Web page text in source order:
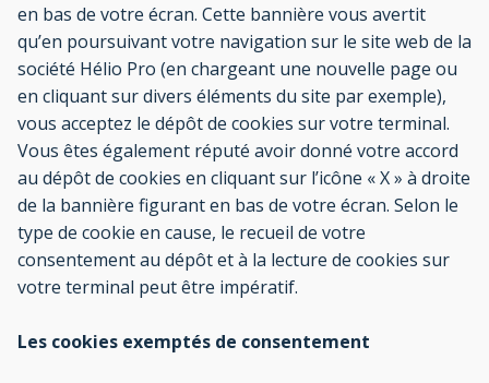
en bas de votre écran. Cette bannière vous avertit
qu’en poursuivant votre navigation sur le site web de la
société Hélio Pro (en chargeant une nouvelle page ou
en cliquant sur divers éléments du site par exemple),
vous acceptez le dépôt de cookies sur votre terminal.
Vous êtes également réputé avoir donné votre accord
au dépôt de cookies en cliquant sur l’icône « X » à droite
de la bannière figurant en bas de votre écran. Selon le
type de cookie en cause, le recueil de votre
consentement au dépôt et à la lecture de cookies sur
votre terminal peut être impératif.
Les cookies exemptés de consentement